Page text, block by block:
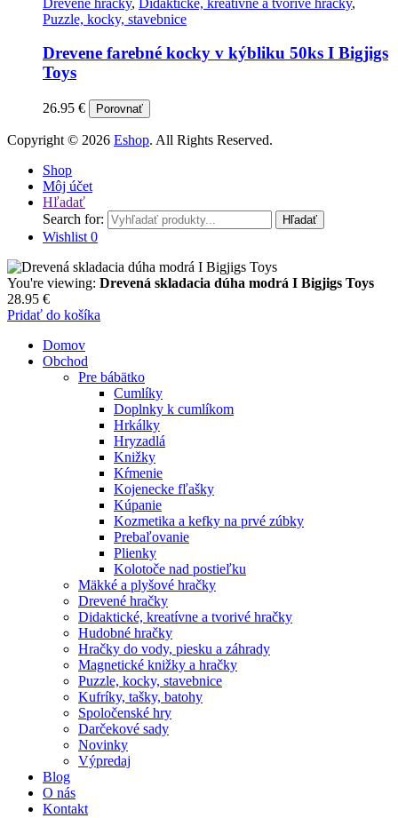
Puzzle, kocky, stavebnice
Drevene farebné kocky v kýbliku 50ks I Bigjigs
Toys
26.95 € Porovnať
Copyright © 2026 Eshop. All Rights Reserved.
Shop
Môj účet
Hľadať
Search for:
Hľadať
Wishlist 0
You're viewing: Drevená skladacia dúha modrá I Bigjigs Toys
28.95 €
Pridať do košíka
Domov
Obchod
Pre bábätko
Cumlíky
Doplnky k cumlíkom
Hrkálky
Hryzadlá
Knižky
Kŕmenie
Kojenecke fľašky
Kúpanie
Kozmetika a kefky na prvé zúbky
Prebaľovanie
Plienky
Kolotoče nad postieľku
Mäkké a plyšové hračky
Drevené hračky
Didaktické, kreatívne a tvorivé hračky
Hudobné hračky
Hračky do vody, piesku a záhrady
Magnetické knižky a hračky
Puzzle, kocky, stavebnice
Kufríky, tašky, batohy
Spoločenské hry
Darčekové sady
Novinky
Výpredaj
Blog
O nás
Kontakt